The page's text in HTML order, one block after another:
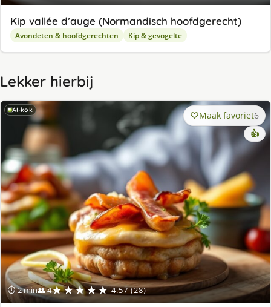
Kip vallée d’auge (Normandisch hoofdgerecht)
Avondeten & hoofdgerechten Kip & gevogelte
Lekker hierbij
AI-kok
⏱ 2 min👥 4★★★★★ 4.57 (28)
Maak favoriet6
👍